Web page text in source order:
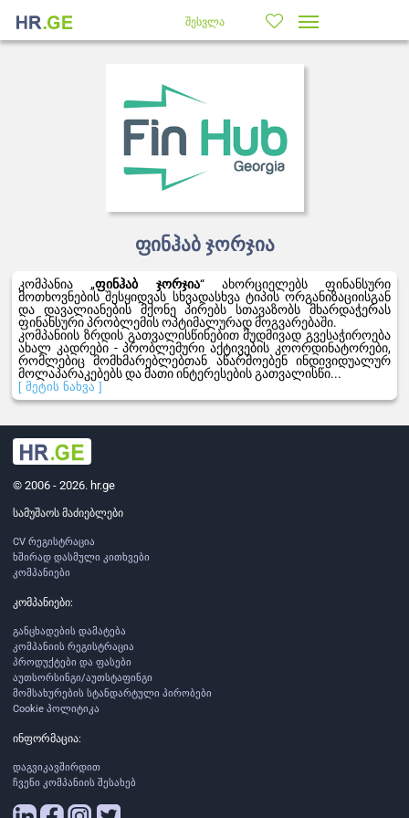
შესვლა
ფინჰაბ ჯორჯია
კომპანია „ფინჰაბ ჯორჯია“ ახორციელებს ფინანსური
მოთხოვნების შესყიდვას სხვადასხვა ტიპის ორგანიზაციისგან
და დავალიანების მქონე პირებს სთავაზობს მხარდაჭერას
ფინანსური პრობლემის ოპტიმალურად მოგვარებაში.
კომპანიის ზრდის გათვალისწინებით მუდმივად გვესაჭიროება
ახალ კადრები - პრობლემური აქტივების კოორდინატორები,
რომლებიც მომხმარებლებთან აწარმოებენ ინდივიდუალურ
მოლაპარაკებებს და მათი ინტერესების გათვალისწი...
[ მეტის ნახვა ]
© 2006 - 2026. hr.ge
სამუშაოს მაძიებლები
CV რეგისტრაცია
ხშირად დასმული კითხვები
კომპანიები
კომპანიები:
განცხადების დამატება
კომპანიის რეგისტრაცია
პროდუქტები და ფასები
აუთსორსინგი/აუთსტაფინგი
მომსახურების სტანდარტული პირობები
Cookie პოლიტიკა
ინფორმაცია:
დაგვიკავშირდით
ჩვენი კომპანიის შესახებ